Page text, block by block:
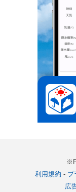
利用規約 - プ
広